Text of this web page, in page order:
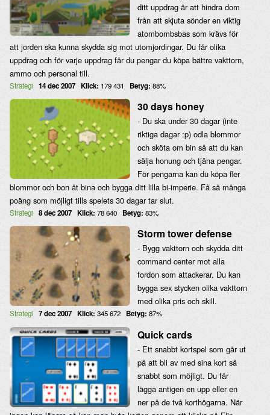
ditt uppdrag är att hindra dom
från att skjuta sönder en viktig
atombombsbas som krävs för
att jorden ska kunna skydda sig mot utomjordingar. Du får olika
uppdrag och för varje uppdrag får du pengar du köpa bättre vakttorn,
ammo och personal till.
Strategi 14 dec 2007 Klick: 179 431 Betyg: 88%
30 days honey
- Du ska under 30 dagar (inte
riktiga dagar :p) odla blommor
och sköta om bin så att du kan
sälja honung och tjäna pengar.
För pengarna kan du köpa fler
blommor och bon åt bina och bygga ditt lilla bi-imperie. Få så många
poäng som möjligt tills spelets 30 dagar tar slut.
Strategi 8 dec 2007 Klick: 78 640 Betyg: 83%
Storm tower defense
- Bygg vakttorn och skydda ditt
command center mot alla
fordon som attackerar. Du kan
bygga sex stycken olika vakttorn
med olika pris och skill.
Strategi 7 dec 2007 Klick: 345 672 Betyg: 87%
Quick cards
- Ett snabbt kortspel som går ut
på att bli av med sina kort så
snabbt som möjligt. Du får
lägga antigen en upp eller en
ner på de två korthögarna. När